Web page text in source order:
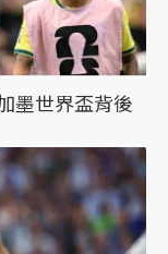
墨世界盃背後